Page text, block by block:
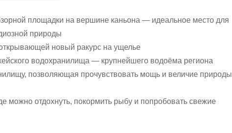
площадки на вершине каньона — идеальное место для
природы
новый ракурс на ущелье
водохранилища — крупнейшего водоёма региона
позволяющая прочувствовать мощь и величие природы
можно отдохнуть, покормить рыбу и попробовать свежие